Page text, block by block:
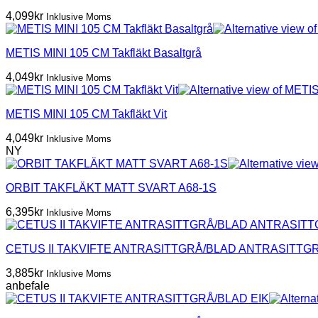
4,099kr Inklusive Moms
METIS MINI 105 CM Takfläkt Basaltgrå
4,049kr Inklusive Moms
METIS MINI 105 CM Takfläkt Vit
4,049kr Inklusive Moms
NY
ORBIT TAKFLÄKT MATT SVART A68-1S
6,395kr Inklusive Moms
CETUS II TAKVIFTE ANTRASITTGRÅ/BLAD
3,885kr Inklusive Moms
anbefale